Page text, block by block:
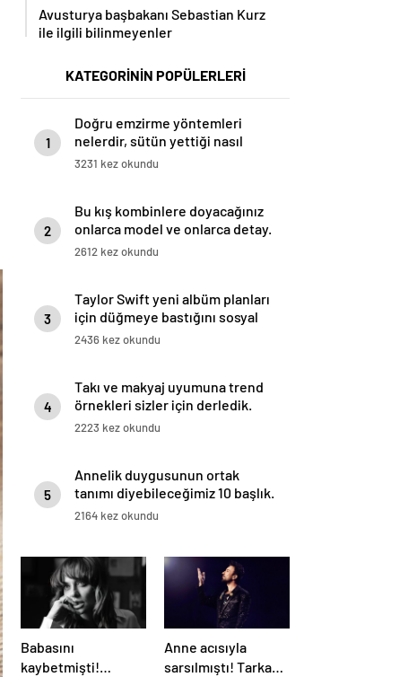
Avusturya başbakanı Sebastian Kurz
ile ilgili bilinmeyenler
KATEGORİNİN POPÜLERLERİ
1
Doğru emzirme yöntemleri
nelerdir, sütün yettiği nasıl
anlaşılır?
3231 kez okundu
2
Bu kış kombinlere doyacağınız
onlarca model ve onlarca detay.
2612 kez okundu
3
Taylor Swift yeni albüm planları
için düğmeye bastığını sosyal
medyadan duyurdu!
2436 kez okundu
4
Takı ve makyaj uyumuna trend
örnekleri sizler için derledik.
2223 kez okundu
5
Annelik duygusunun ortak
tanımı diyebileceğimiz 10 başlık.
2164 kez okundu
Babasını
kaybetmişti!
Anne acısıyla
sarsılmıştı! Tarkan,